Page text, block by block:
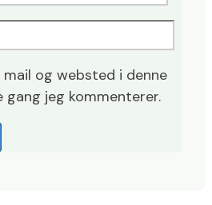
mail og websted i denne
jeg kommenterer.